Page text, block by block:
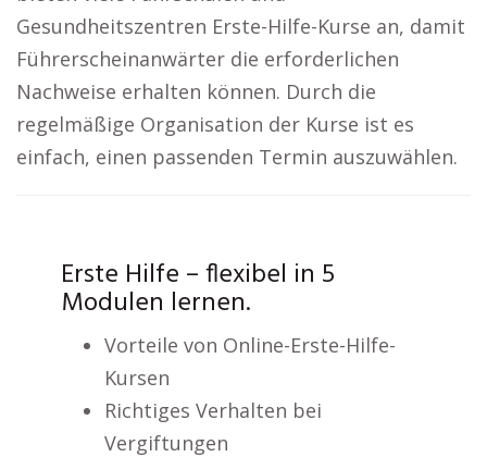
Gesundheitszentren Erste-Hilfe-Kurse an, damit
Führerscheinanwärter die erforderlichen
Nachweise erhalten können. Durch die
regelmäßige Organisation der Kurse ist es
einfach, einen passenden Termin auszuwählen.
Erste Hilfe – flexibel in 5
Modulen lernen.
Vorteile von Online-Erste-Hilfe-
Kursen
Richtiges Verhalten bei
Vergiftungen